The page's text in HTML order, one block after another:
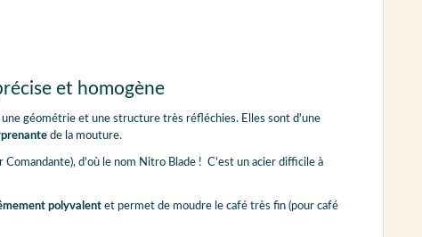
et homogène
géométrie et une structure très réfléchies. Elles sont d'une
de la mouture.
d'où le nom Nitro Blade ! C'est un acier difficile à
polyvalentet permet de moudre le café très fin (pour café